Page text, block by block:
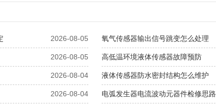
2026-08-05 氧气传感器输出信号跳变怎么处理
2026-08-05 高低温环境液体传感器故障预防
2026-08-04 液体传感器防水密封结构怎么维护
2026-08-04 电弧发生器电流波动元器件检修思路